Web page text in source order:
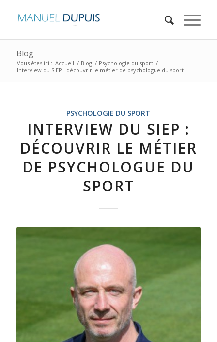
Blog
Vous êtes ici : Accueil / Blog / Psychologie du sport /
Interview du SIEP : découvrir le métier de psychologue du sport
PSYCHOLOGIE DU SPORT
INTERVIEW DU SIEP :
DÉCOUVRIR LE MÉTIER
DE PSYCHOLOGUE DU
SPORT